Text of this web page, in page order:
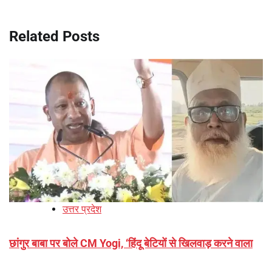
Related Posts
उत्तर प्रदेश
छांगुर बाबा पर बोले CM Yogi, ‘हिंदू बेटियों से खिलवाड़ करने वाला